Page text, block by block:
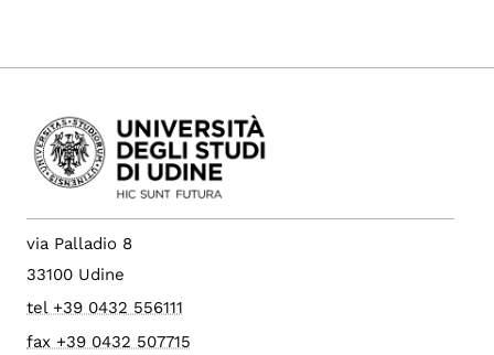
via Palladio 8
33100 Udine
tel +39 0432 556111
fax +39 0432 507715